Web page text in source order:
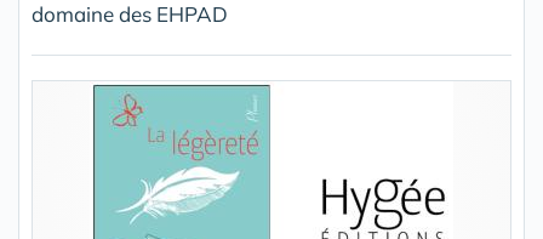
domaine des EHPAD